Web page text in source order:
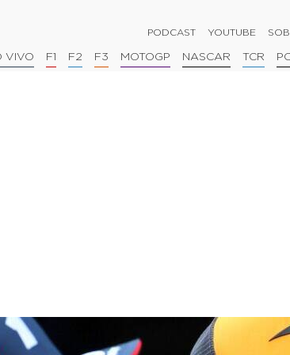
PODCAST YOUTUBE
VIVO F1 F2 F3 MOTOGP NASCAR TCR